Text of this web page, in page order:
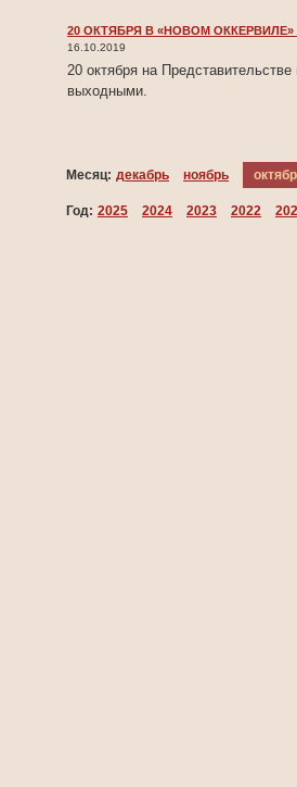
20 ОКТЯБРЯ В «НОВОМ
16.10.2019
20 октября на
выходными.
Месяц: декабрь ноябрь
Год: 2025 2024 2023 2022